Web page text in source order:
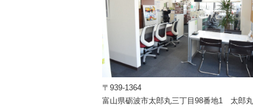
〒939-1364
富山県砺波市太郎丸三丁目98番地1 太郎